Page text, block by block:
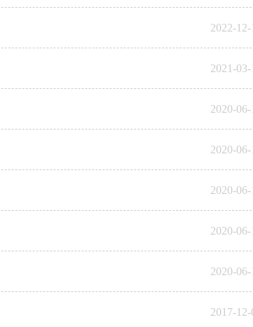
2022-12-
2021-03-
2020-06-
2020-06-
2020-06-
2020-06-
2020-06-
2017-12-